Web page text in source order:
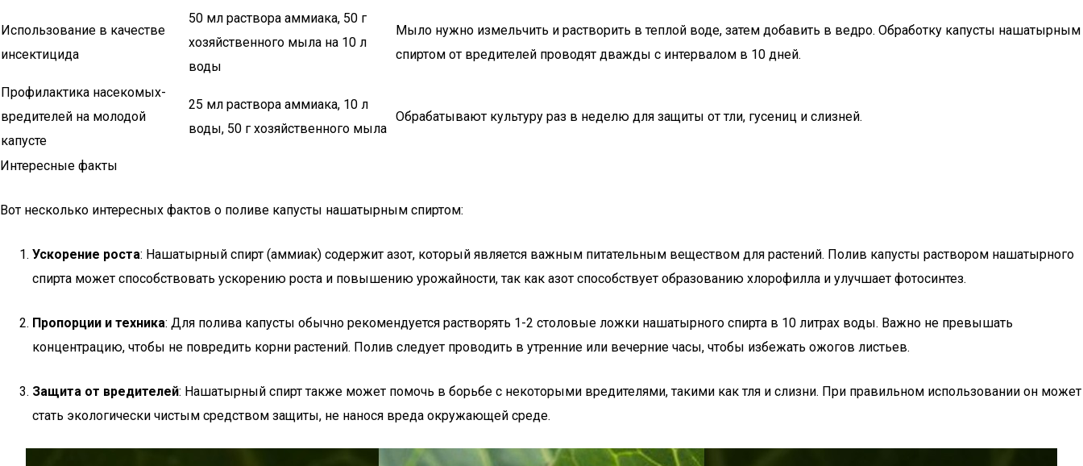
Использование в качестве
инсектицида
50 мл раствора аммиака, 50 г
хозяйственного мыла на 10 л
воды
Мыло нужно измельчить и растворить в теплой воде, затем добавить в ведро. Обработку капусты нашатырным
спиртом от вредителей проводят дважды с интервалом в 10 дней.
Профилактика насекомых-
вредителей на молодой
капусте
25 мл раствора аммиака, 10 л
воды, 50 г хозяйственного мыла
Обрабатывают культуру раз в неделю для защиты от тли, гусениц и слизней.
Интересные факты
Вот несколько интересных фактов о поливе капусты нашатырным спиртом:
Ускорение роста: Нашатырный спирт (аммиак) содержит азот, который является важным питательным веществом для растений. Полив капусты раствором нашатырного
спирта может способствовать ускорению роста и повышению урожайности, так как азот способствует образованию хлорофилла и улучшает фотосинтез.
Пропорции и техника: Для полива капусты обычно рекомендуется растворять 1-2 столовые ложки нашатырного спирта в 10 литрах воды. Важно не превышать
концентрацию, чтобы не повредить корни растений. Полив следует проводить в утренние или вечерние часы, чтобы избежать ожогов листьев.
Защита от вредителей: Нашатырный спирт также может помочь в борьбе с некоторыми вредителями, такими как тля и слизни. При правильном использовании он может
стать экологически чистым средством защиты, не нанося вреда окружающей среде.